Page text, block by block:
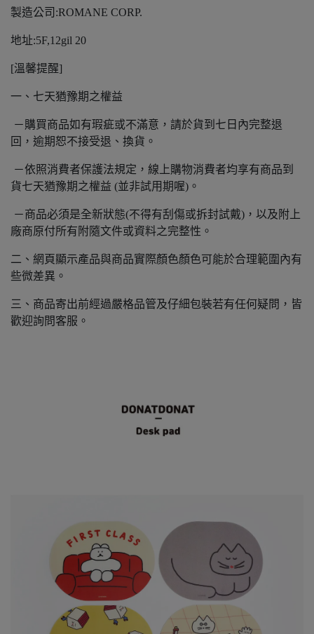
製造公司:ROMANE CORP.
地址:5F,12gil 20
[溫馨提醒]
一、七天猶豫期之權益
－購買商品如有瑕疵或不滿意，請於貨到七日內完整退
回，逾期恕不接受退、換貨。
－依照消費者保護法規定，線上購物消費者均享有商品到
貨七天猶豫期之權益 (並非試用期喔)。
－商品必須是全新狀態(不得有刮傷或拆封試戴)，以及附上
廠商原付所有附隨文件或資料之完整性。
二、網頁顯示產品與商品實際顏色顏色可能於合理範圍內有
些微差異。
三、商品寄出前經過嚴格品管及仔細包裝若有任何疑問，皆
歡迎詢問客服。